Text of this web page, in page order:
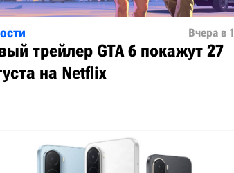
Вчера в
трейлер GTA 6 покажут 27
на Netflix